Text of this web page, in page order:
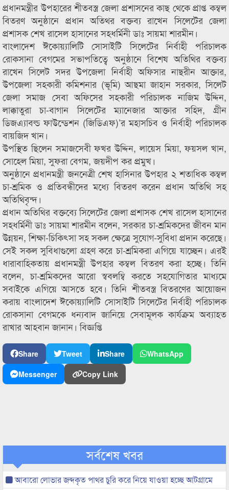
প্রধানমন্ত্রীর উপহারের শীতবস্ত্র জেলা প্রশাসনের কাছ থেকে প্রাপ্ত কম্বল
বিতরণ অনুষ্ঠানে প্রধান অতিথর বক্তব্য রাখেন সিলেটের জেলা
প্রশাসক শেখ রাসেল হাসানের সহধর্মিনী ডাঃ সায়মা শারমীন।
বাংলাদেশ ঈকোয়্যালিটি সোসাইটি সিলেটের নির্বাহী পরিচালক
রোকসানা বেগমের সভাপতিত্বে অনুষ্ঠানে বিশেষ অতিথির বক্তব্য
রাখেন সিলেট সদর উপজেলা নির্বাহী অফিসার নাছরীন আক্তার,
উপজেলা সহকারী কমিশনার (ভূমি) আছমা জাহান সরকার, সিলেট
জেলা সমাজ সেবা অফিসের সহকারী পরিচালক নাজিম উদ্দিন,
লাক্কাতুরা চা-বাগান সিলেটের ম্যানেজার আক্তার সহিদ, গ্রীন
ডিজএ্যাবল্ড ফাউন্ডেশন (জিডিএফ)’র মহাসচিব ও নির্বাহী পরিচালক
বায়জিদ খান।
উপস্থিত ছিলেন সমাজসেবী ফখর উদ্দিন, লায়েস মিয়া, ফয়সল খান,
সোহেল মিয়া, সুফরা বেগম, জয়দীপ কর প্রমুখ।
অনুষ্ঠানে প্রধানমন্ত্রী জননেত্রী শেখ হাসিনার উপহার ২ শতাধিক কম্বল
চা-শ্রমিক ও প্রতিবন্ধীদের মধ্যে বিতরণ করেন প্রধান অতিথি সহ
অতিথিবৃন্দ।
প্রধান অতিথির বক্তব্যে সিলেটের জেলা প্রশাসক শেখ রাসেল হাসানের
সহধর্মিনী ডাঃ সায়মা শারমীন বলেন, সরকার চা-শ্রমিকদের জীবন মান
উন্নয়ন, শিক্ষা-চিকিৎসা সহ সকল ক্ষেত্রে সুযোগ-সুবিধা প্রদান করেছে।
সেই সকল সুবিধাগুলো গ্রহণ করে চা-শ্রমিকরা এগিয়ে যাচ্ছেন। এরই
ধারাবাহিকতায় প্রধানমন্ত্রী উপহার কম্বল বিতরণ করা হচ্ছে। তিনি
বলেন, চা-শ্রমিকদের আরো স্ববলম্বি করতে সহযোগিতার মাধ্যমে
সবাইকে এগিয়ে আসতে হবে। তিনি শীতবস্ত্র বিতরণের আয়োজন
করায় বাংলাদেশ ঈকোয়্যালিটি সোসাইটি সিলেটের নির্বাহী পরিচালক
রোকসানা বেগমকে ধন্যবাদ জানিয়ে সেবামূলক কার্যক্রম অব্যাহত
রাখার আহবান জানান। বিজ্ঞপ্তি
Share Tweet Share
WhatsApp
Messenger
Copy Link
সর্বশেষ খবর
আবারো লোভার জব্দকৃত পাথর চুরি করে নিয়ে যাওয়া হচ্ছে আটগ্রামে